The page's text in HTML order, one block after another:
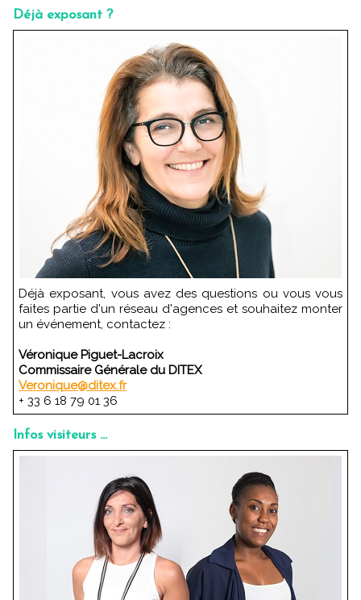
Déjà exposant ?
Déjà exposant, vous avez des questions ou vous vous
faites partie d'un réseau d'agences et souhaitez monter
un événement, contactez :
Véronique Piguet-Lacroix
Commissaire Générale du DITEX
Veronique@ditex.fr
+ 33 6 18 79 01 36
Infos visiteurs ...